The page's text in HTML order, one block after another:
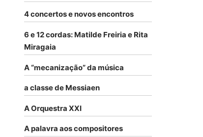
4 concertos e novos encontros
6 e 12 cordas: Matilde Freiria e Rita
Miragaia
A “mecanização” da música
a classe de Messiaen
A Orquestra XXI
A palavra aos compositores